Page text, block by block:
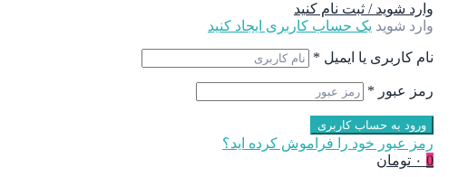
وارد شوید / ثبت نام کنید
وارد شوید یک حساب کاربری ایجاد کنید
نام کاربری یا ایمیل *
رمز عبور *
ورود به حساب کاربری
رمز عبور خود را فراموش کرده اید؟
0 ۰ تومان